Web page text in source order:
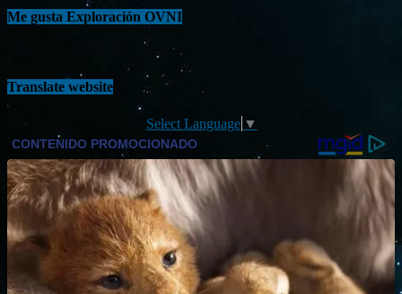
Me gusta Exploración OVNI
Translate website
Select Language ▼